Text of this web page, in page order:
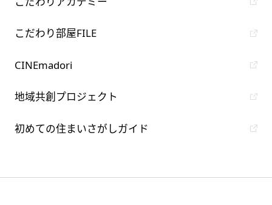
こだわり部屋FILE
CINEmadori
地域共創プロジェクト
初めての住まいさがしガイド